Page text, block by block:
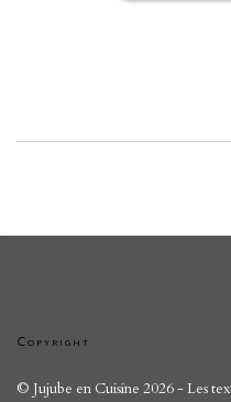
Copyright
© Jujube en Cuisine 2026 - Les